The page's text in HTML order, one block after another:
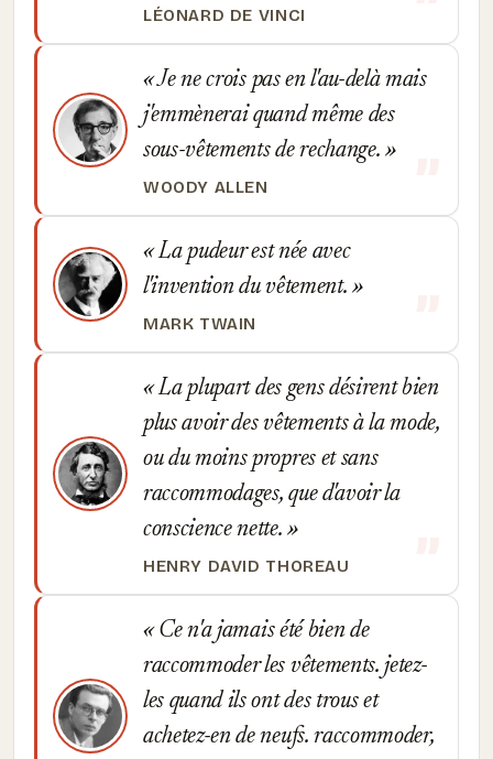
LÉONARD DE VINCI
Je ne crois pas en l'au-delà mais
j'emmènerai quand même des
sous-vêtements de rechange.
WOODY ALLEN
La pudeur est née avec
l'invention du vêtement.
MARK TWAIN
La plupart des gens désirent bien
plus avoir des vêtements à la mode,
ou du moins propres et sans
raccommodages, que d'avoir la
conscience nette.
HENRY DAVID THOREAU
Ce n'a jamais été bien de
raccommoder les vêtements. jetez-
les quand ils ont des trous et
achetez-en de neufs. raccommoder,